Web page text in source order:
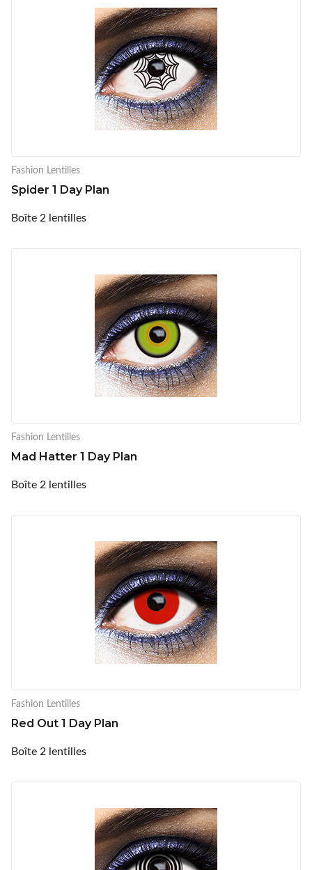
Fashion Lentilles
Spider 1 Day Plan
Boîte 2 lentilles
Fashion Lentilles
Mad Hatter 1 Day Plan
Boîte 2 lentilles
Fashion Lentilles
Red Out 1 Day Plan
Boîte 2 lentilles